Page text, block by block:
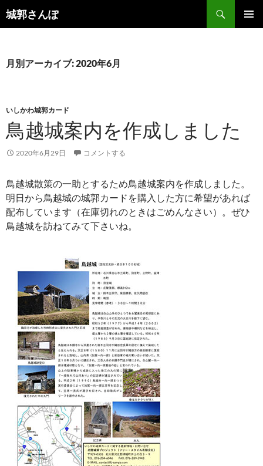
コ
ン
ツ
プ
城郭さんぽ
検
索
月別アーカイブ: 2020年6月
いしかわ城郭カード
鳥越城案内を作成しました
2020年6月29日 コメントする
鳥越城散策の一助とするため鳥越城案内を作成しました。
明日から鳥越城の城郭カードを購入した方に希望があれば
配布しています（在庫切れのときはごめんなさい）。ぜひ
鳥越城を訪ねてみて下さいね。